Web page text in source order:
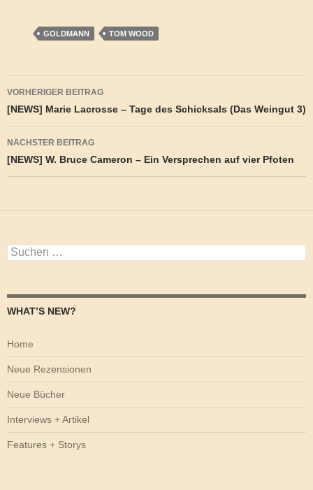
GOLDMANN TOM WOOD
Beitragsnavigation
VORHERIGER BEITRAG
[NEWS] Marie Lacrosse – Tage des Schicksals (Das Weingut 3)
NÄCHSTER BEITRAG
[NEWS] W. Bruce Cameron – Ein Versprechen auf vier Pfoten
Suchen
nach:
WHAT’S NEW?
Home
Neue Rezensionen
Neue Bücher
Interviews + Artikel
Features + Storys